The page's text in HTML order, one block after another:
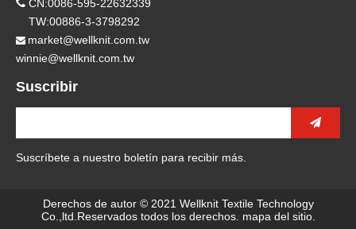
 CN:0086-595-22632339
TW:00886-3-3798292
 market@wellknit.com.tw
winnie@wellknit.com.tw
Suscribir
Suscríbete a nuestro boletín para recibir más.
Derechos de autor © 2021 Wellknit Textile Technology
Co.,ltd.Reservados todos los derechos. mapa del sitio.